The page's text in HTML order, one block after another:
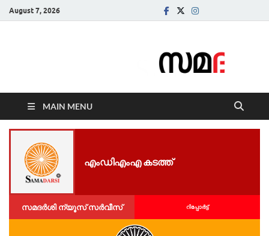
August 7, 2026
MAIN MENU
എംഡിഎംഎ കടത്ത്
സമദർശി ന്യൂസ് സർവീസ് റിപ്പോര്‍ട്ട്